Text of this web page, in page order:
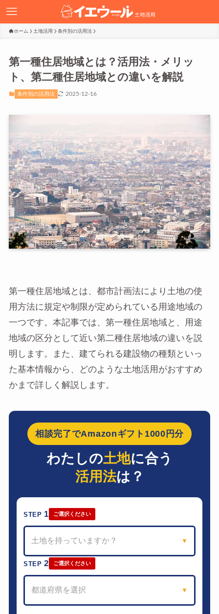
ホーム 土地活用 条件別の活用法
第一種住居地域とは？活用法・メリッ
ト、第二種住居地域との違いを解説
条件別の活用法 2025-12-16
第一種住居地域とは、都市計画法により土地の使
用方法に規定や制限が定められている用途地域の
一つです。本記事では、第一種住居地域と、用途
地域の区分として近い第二種住居地域の違いを説
明します。また、建てられる建設物の種類といっ
た基本情報から、どのような土地活用がおすすめ
かまで詳しく解説します。
相談完了でAmazonギフト1000円分
わたしの土地に合う
活用法は？
STEP 1 ご選択ください
土地を持っていますか？ ▼
STEP2 ご選択ください
都道府県を選択 ▼